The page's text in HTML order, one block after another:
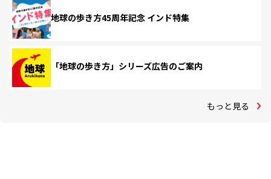
地球の歩き方45周年記念 インド特集
「地球の歩き方」シリーズ広告のご案内
もっと見る